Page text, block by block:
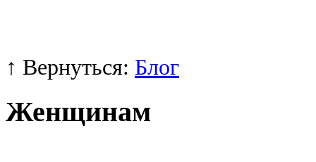
↑ Вернуться: Блог
Женщинам